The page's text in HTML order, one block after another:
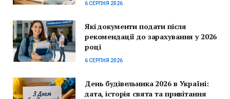
6 СЕРПНЯ 2026
Які документи подати після
рекомендації до зарахування у 2026
році
6 СЕРПНЯ 2026
День будівельника 2026 в Україні:
дата, історія свята та привітання